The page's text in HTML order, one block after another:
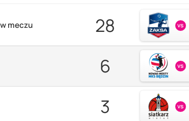
meczu 28 vs
6 vs
3 vs